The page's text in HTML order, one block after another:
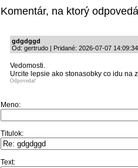
Komentár, na ktorý
gdgdggd
Od: gertrudo | Pridané: 2026-07-07 14:09:34
Vedomosti.
Urcite lepsie ako stonasobky co idu na
Odpovedať
Meno:
Titulok:
Text: